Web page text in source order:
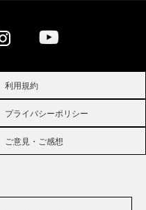
利用規約
プライバシーポリシー
ご意見・ご感想